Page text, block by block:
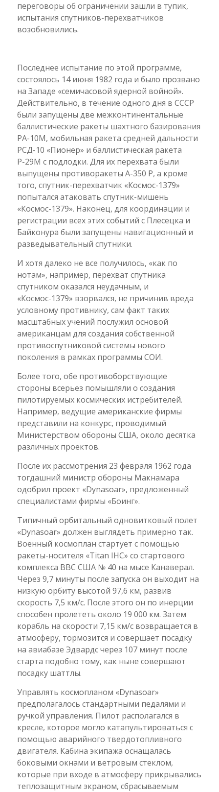
переговоры об ограничении зашли в тупик,
испытания спутников-перехватчиков
возобновились.
Последнее испытание по этой программе,
состоялось 14 июня 1982 года и было прозвано
на Западе «семичасовой ядерной войной».
Действительно, в течение одного дня в СССР
были запущены две межконтинентальные
баллистические ракеты шахтного базирования
РА-10М, мобильная ракета средней дальности
РСД-10 «Пионер» и баллистическая ракета
Р-29М с подлодки. Для их перехвата были
выпущены противоракеты А-350 Р, а кроме
того, спутник-перехватчик «Космос-1379»
попытался атаковать спутник-мишень
«Космос-1379». Наконец, для координации и
регистрации всех этих событий с Плесецка и
Байконура были запущены навигационный и
разведывательный спутники.
И хотя далеко не все получилось, «как по
нотам», например, перехват спутника
спутником оказался неудачным, и
«Космос-1379» взорвался, не причинив вреда
условному противнику, сам факт таких
масштабных учений послужил основой
американцам для создания собственной
противоспутниковой системы нового
поколения в рамках программы СОИ.
Более того, обе противоборствующие
стороны всерьез помышляли о создания
пилотируемых космических истребителей.
Например, ведущие американские фирмы
представили на конкурс, проводимый
Министерством обороны США, около десятка
различных проектов.
После их рассмотрения 23 февраля 1962 года
тогдашний министр обороны Макнамара
одобрил проект «Dynasoar», предложенный
специалистами фирмы «Боинг».
Типичный орбитальный одновитковый полет
«Dynasoar» должен выглядеть примерно так.
Военный космоплан стартует с помощью
ракеты-носителя «Titan IHC» со стартового
комплекса ВВС США № 40 на мысе Канаверал.
Через 9,7 минуты после запуска он выходит на
низкую орбиту высотой 97,6 км, развив
скорость 7,5 км/с. После этого он по инерции
способен пролететь около 19 000 км. Затем
корабль на скорости 7,15 км/с возвращается в
атмосферу, тормозится и совершает посадку
на авиабазе Эдвардс через 107 минут после
старта подобно тому, как ныне совершают
посадку шаттлы.
Управлять космопланом «Dynasoar»
предполагалось стандартными педалями и
ручкой управления. Пилот располагался в
кресле, которое могло катапультироваться с
помощью аварийного твердотопливного
двигателя. Кабина экипажа оснащалась
боковыми окнами и ветровым стеклом,
которые при входе в атмосферу прикрывались
теплозащитным экраном, сбрасываемым